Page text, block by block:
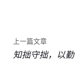
上一篇文章
知拙守拙，以